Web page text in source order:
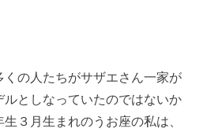
の人たちがサザエさん一家が
としなっていたのではないか
３月生まれのうお座の私は、